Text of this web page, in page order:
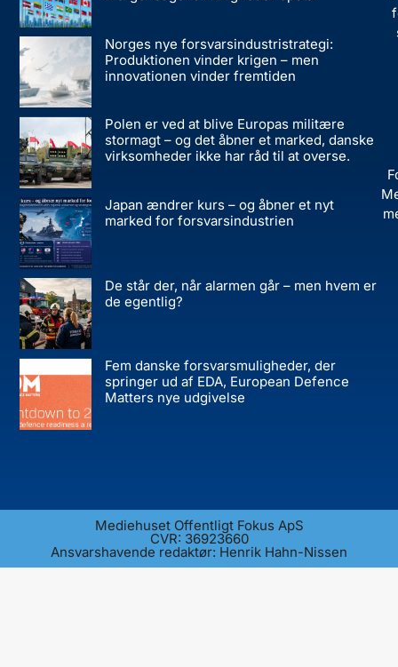
Norges nye forsvarsindustristrategi:
Produktionen vinder krigen – men
innovationen vinder fremtiden
Polen er ved at blive Europas militære
stormagt – og det åbner et marked, danske
virksomheder ikke har råd til at overse.
Japan ændrer kurs – og åbner et nyt
marked for forsvarsindustrien
De står der, når alarmen går – men hvem er
de egentlig?
Fem danske forsvarsmuligheder, der
springer ud af EDA, European Defence
Matters nye udgivelse
Mediehuset Offentligt Fokus ApS
CVR: 36923660
Ansvarshavende redaktør: Henrik Hahn-Nissen